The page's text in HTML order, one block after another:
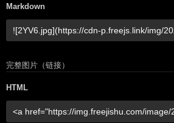
Markdown
完整图片（链接）
HTML